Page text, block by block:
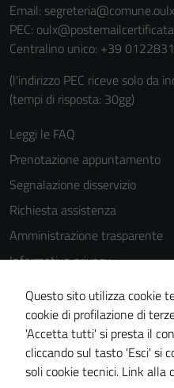
Email:
PEC:
Centralino unico: +39
(l'indirizzo PEC riceve solo da
(tempi di risposta: 30gg)
Leggi le FAQ
Prenotazione appuntamento
Segnalazione disservizio
Richiesta assistenza
Amministrazione trasparente
Informativa privacy
Cookie Policy
Note legali
Dichiarazione di accessibilità
Piano di miglioramento del sito
Questo sito utilizza cookie
cookie di profilazione di
'Accetta tutti' si presta il
cliccando sul tasto 'Esci' si
soli cookie tecnici. Link alla